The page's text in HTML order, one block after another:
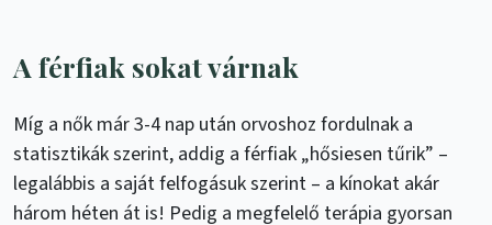
A férfiak sokat várnak
Míg a nők már 3-4 nap után orvoshoz fordulnak a
statisztikák szerint, addig a férfiak „hősiesen tűrik” –
legalábbis a saját felfogásuk szerint – a kínokat akár
három héten át is! Pedig a megfelelő terápia gyorsan